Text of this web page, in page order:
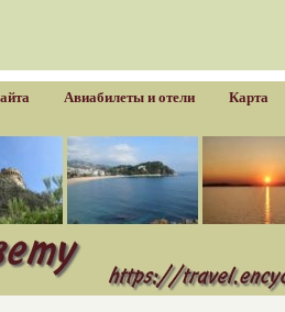
Авиабилеты и отели Карта